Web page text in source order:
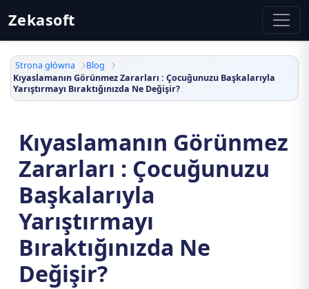
Zekasoft
Strona główna
Blog
Kıyaslamanın Görünmez Zararları : Çocuğunuzu Başkalarıyla
Yarıştırmayı Bıraktığınızda Ne Değişir?
Kıyaslamanın Görünmez
Zararları : Çocuğunuzu
Başkalarıyla
Yarıştırmayı
Bıraktığınızda Ne
Değişir?